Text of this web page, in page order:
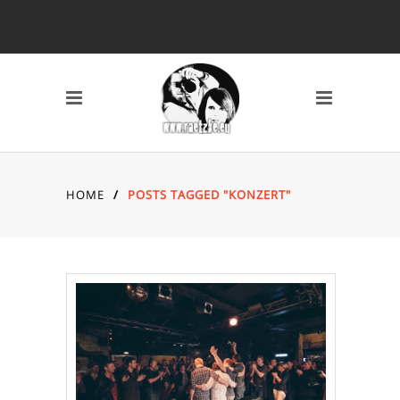
2013
AVERY MILE BAHNHOF
BREMEN
HOCHZEIT INDOOR
KAMERA KAP ARKONA
KONZERT KÖLN
LOCATION MAIKE
HOME / POSTS TAGGED "KONZERT"